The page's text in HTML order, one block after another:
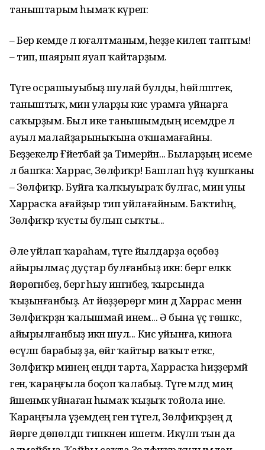
таныштарым һымаҡ күреп:
– Бер кемде лә юғалтманым, һеҙҙе килеп таптым!
– тип, шаярып яуап ҡайтарҙым.
Тәүге осрашыуыбыҙ шулай булды, һөйләштек,
таныштыҡ, мин уларҙы кис урамға уйнарға
саҡырҙым. Был ике танышымдың исемдәре лә
ауыл малайҙарыныҡына оҡшамағайны.
Беҙҙекеләр Ғәйетбай ҙа Тимерйән... Быларҙың исеме
лә башҡа: Харрас, Зөлфиҡәр! Башлап һүҙ ҡушҡаны
– Зөлфиҡәр. Буйға ҡалҡыуыраҡ булғас, мин уны
Харрасҡа ағайҙыр тип уйлағайным. Баҡтиһәң,
Зөлфиҡәр ҡусты булып сыҡты...
Әле уйлап ҡараһам, тәүге йылдарҙа өҫөбөҙ
айырылмаҫ дуҫтар булғанбыҙ икән: бергә еләккә
йөрөгәнбеҙ, бергә һыу ингәнбеҙ, ҡырсында
ҡыҙынғанбыҙ. Ат йөҙҙөрөргә мин дә Харрас менән
Зөлфиҡәрҙән ҡалышмай инем... Ә бына үҫә төшкәс,
айырылғанбыҙ икән шул... Кис уйынға, киноға
өсәүләп барабыҙ ҙа, өйгә ҡайтыр ваҡыт еткәс,
Зөлфиҡәр минең еңдән тарта, Харрасҡа һиҙҙермәй
генә, ҡараңғыла боҫоп ҡалабыҙ. Тәүге мәлдә миңә
йәшенмәк уйнаған һымаҡ ҡыҙыҡ тойола ине.
Ҡараңғыла үҙемдең генә түгел, Зөлфиҡәрҙең дә
йөрәге дөпөлдәп типкәнен ишетәм. Икәүләп тын да